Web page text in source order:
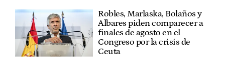
Robles, Marlaska, Bolaños y
Albares piden comparecer a
finales de agosto en el
Congreso por la crisis de
Ceuta